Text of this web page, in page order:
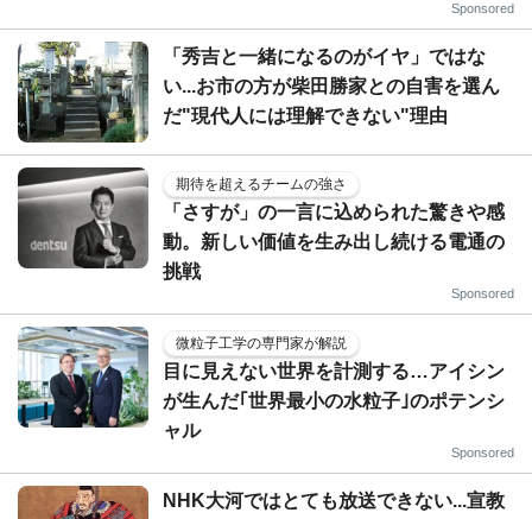
Sponsored
「秀吉と一緒になるのがイヤ」ではな
い...お市の方が柴田勝家との自害を選ん
だ"現代人には理解できない"理由
期待を超えるチームの強さ
「さすが」の一言に込められた驚きや感
動。新しい価値を生み出し続ける電通の
挑戦
Sponsored
微粒子工学の専門家が解説
目に見えない世界を計測する…アイシン
が生んだ｢世界最小の水粒子｣のポテンシ
ャル
Sponsored
NHK大河ではとても放送できない...宣教